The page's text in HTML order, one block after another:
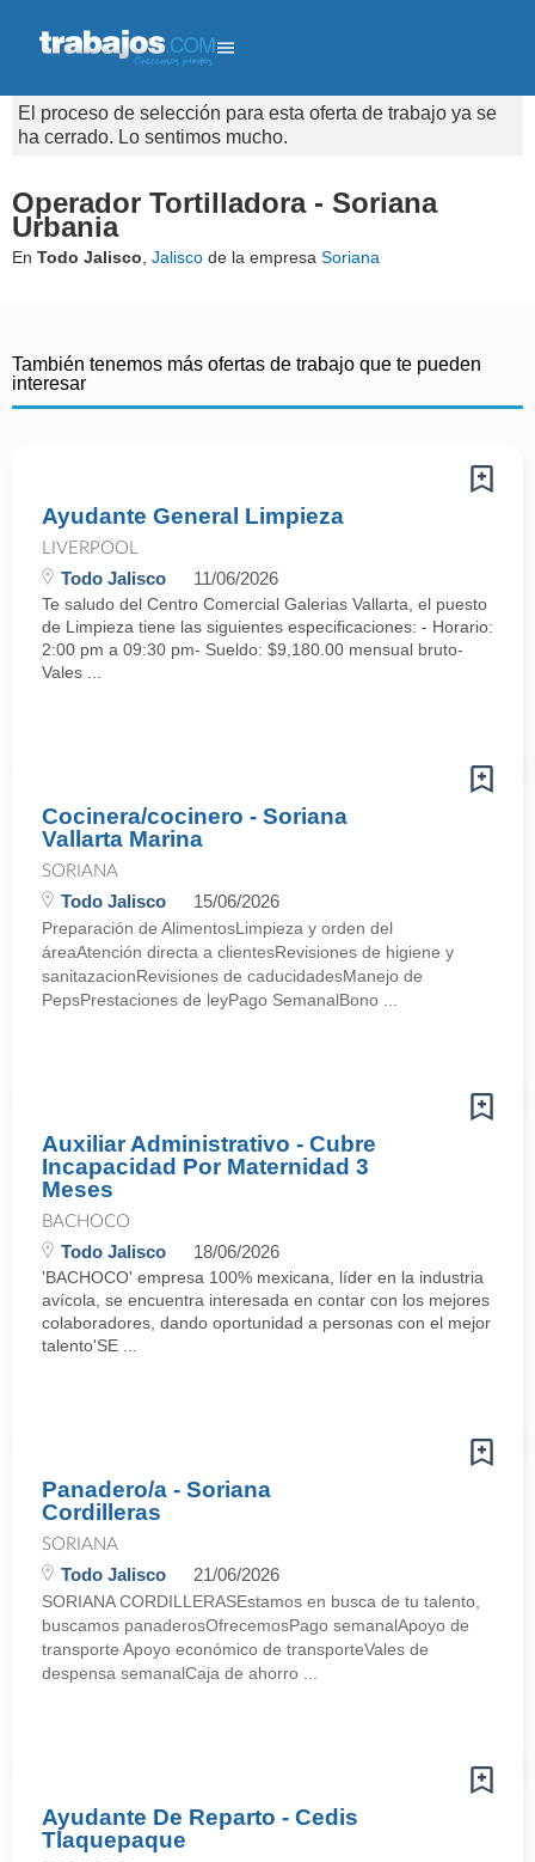
El proceso de selección para esta oferta de trabajo ya se
ha cerrado. Lo sentimos mucho.
Operador Tortilladora - Soriana
Urbania
En Todo Jalisco Jalisco de la empresa Soriana
También tenemos más ofertas de trabajo que te pueden
interesar
Ayudante General Limpieza
LIVERPOOL
Todo Jalisco 11/06/2026
Te saludo del Centro Comercial Galerias Vallarta, el puesto
de Limpieza tiene las siguientes especificaciones: - Horario:
2:00 pm a 09:30 pm- Sueldo: $9,180.00 mensual bruto-
Vales ...
Cocinera/cocinero - Soriana
Vallarta Marina
SORIANA
Todo Jalisco 15/06/2026
Preparación de AlimentosLimpieza y orden del
áreaAtención directa a clientesRevisiones de higiene y
sanitazacionRevisiones de caducidadesManejo de
PepsPrestaciones de leyPago SemanalBono ...
Auxiliar Administrativo - Cubre
Incapacidad Por Maternidad 3
Meses
BACHOCO
Todo Jalisco 18/06/2026
'BACHOCO' empresa 100% mexicana, líder en la industria
avícola, se encuentra interesada en contar con los mejores
colaboradores, dando oportunidad a personas con el mejor
talento'SE ...
Panadero/a - Soriana
Cordilleras
SORIANA
Todo Jalisco 21/06/2026
SORIANA CORDILLERASEstamos en busca de tu talento,
buscamos panaderosOfrecemosPago semanalApoyo de
transporte Apoyo económico de transporteVales de
despensa semanalCaja de ahorro ...
Ayudante De Reparto - Cedis
Tlaquepaque